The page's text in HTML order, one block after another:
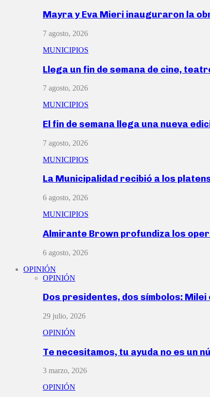
Mayra y Eva Mieri inauguraron la
7 agosto, 2026
MUNICIPIOS
Llega un fin de semana de cine,
7 agosto, 2026
MUNICIPIOS
El fin de semana llega una nueva
7 agosto, 2026
MUNICIPIOS
La Municipalidad recibió a los
6 agosto, 2026
MUNICIPIOS
Almirante Brown profundiza los
6 agosto, 2026
OPINIÓN
OPINIÓN
Dos presidentes, dos símbolos:
29 julio, 2026
OPINIÓN
Te necesitamos, tu ayuda no es un
3 marzo, 2026
OPINIÓN